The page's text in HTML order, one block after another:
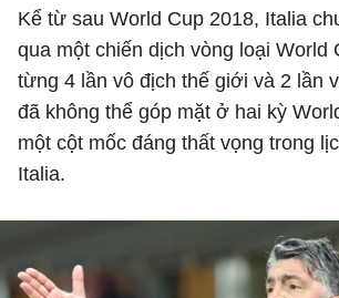
Kể từ sau World Cup 2018, Italia
qua một chiến dịch vòng loại World
từng 4 lần vô địch thế giới và 2 lần
đã không thể góp mặt ở hai kỳ
một cột mốc đáng thất vọng trong
Italia.